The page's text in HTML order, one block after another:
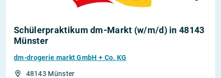
Schülerpraktikum dm-Markt (w/m/d) in 48143
Münster
dm-drogerie markt GmbH + Co. KG
48143 Münster